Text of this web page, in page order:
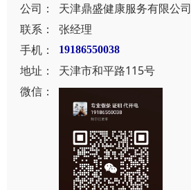
公司：
天津鼎盛健康服务有限公司
联系：
张经理
手机：
19186550038
地址：
天津市和平路115号
微信：